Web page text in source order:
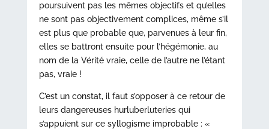
poursuivent pas les mêmes objectifs et qu’elles
ne sont pas objectivement complices, même s’il
est plus que probable que, parvenues à leur fin,
elles se battront ensuite pour l’hégémonie, au
nom de la Vérité vraie, celle de l’autre ne l’étant
pas, vraie !
C’est un constat, il faut s’opposer à ce retour de
leurs dangereuses hurluberluteries qui
s’appuient sur ce syllogisme improbable : «